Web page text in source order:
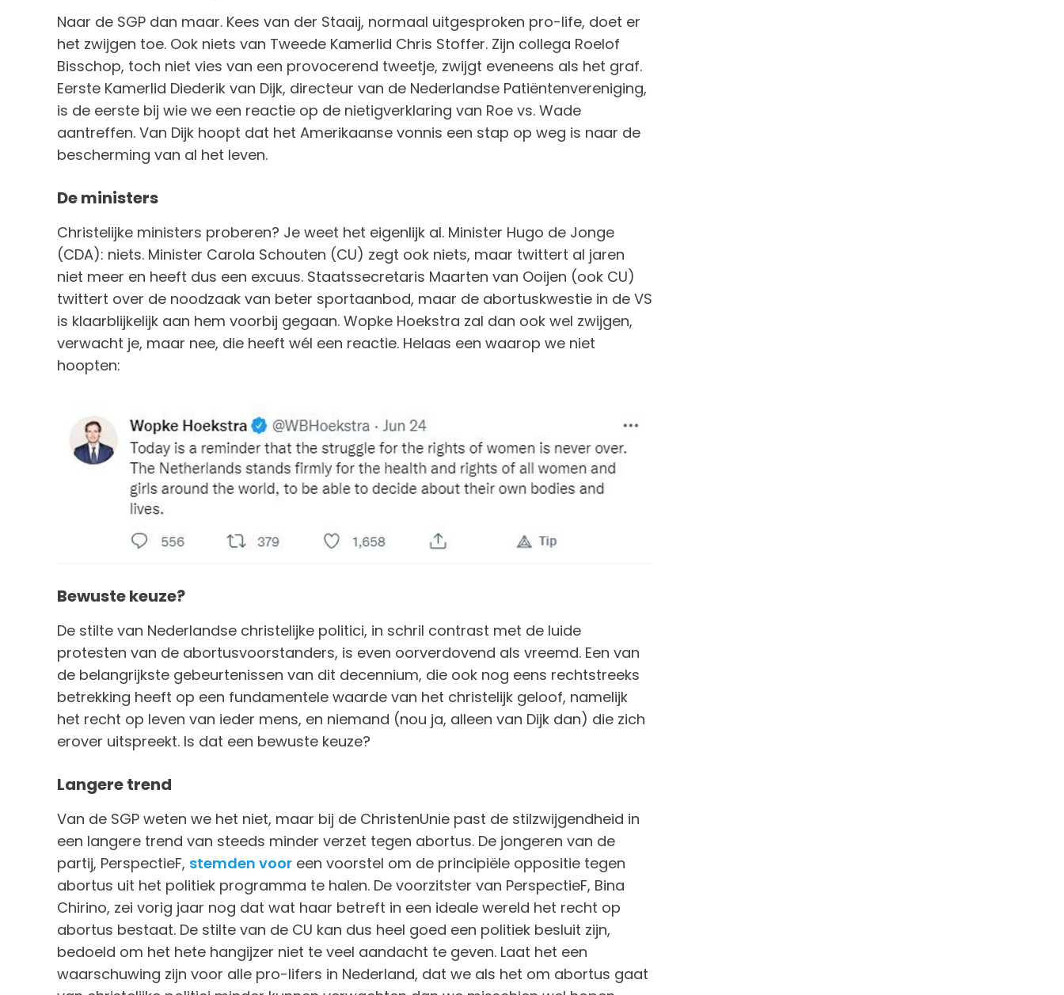
Naar de SGP dan maar. Kees van der Staaij, normaal uitgesproken pro-life, doet er
het zwijgen toe. Ook niets van Tweede Kamerlid Chris Stoffer. Zijn collega Roelof
Bisschop, toch niet vies van een provocerend tweetje, zwijgt eveneens als het graf.
Eerste Kamerlid Diederik van Dijk, directeur van de Nederlandse Patiëntenvereniging,
is de eerste bij wie we een reactie op de nietigverklaring van Roe vs. Wade
aantreffen. Van Dijk hoopt dat het Amerikaanse vonnis een stap op weg is naar de
bescherming van al het leven.
De ministers
Christelijke ministers proberen? Je weet het eigenlijk al. Minister Hugo de Jonge
(CDA): niets. Minister Carola Schouten (CU) zegt ook niets, maar twittert al jaren
niet meer en heeft dus een excuus. Staatssecretaris Maarten van Ooijen (ook CU)
twittert over de noodzaak van beter sportaanbod, maar de abortuskwestie in de VS
is klaarblijkelijk aan hem voorbij gegaan. Wopke Hoekstra zal dan ook wel zwijgen,
verwacht je, maar nee, die heeft wél een reactie. Helaas een waarop we niet
hoopten:
Bewuste keuze?
De stilte van Nederlandse christelijke politici, in schril contrast met de luide
protesten van de abortusvoorstanders, is even oorverdovend als vreemd. Een van
de belangrijkste gebeurtenissen van dit decennium, die ook nog eens rechtstreeks
betrekking heeft op een fundamentele waarde van het christelijk geloof, namelijk
het recht op leven van ieder mens, en niemand (nou ja, alleen van Dijk dan) die zich
erover uitspreekt. Is dat een bewuste keuze?
Langere trend
Van de SGP weten we het niet, maar bij de ChristenUnie past de stilzwijgendheid in
een langere trend van steeds minder verzet tegen abortus. De jongeren van de
partij, PerspectieF, stemden voor een voorstel om de principiële oppositie tegen
abortus uit het politiek programma te halen. De voorzitster van PerspectieF, Bina
Chirino, zei vorig jaar nog dat wat haar betreft in een ideale wereld het recht op
abortus bestaat. De stilte van de CU kan dus heel goed een politiek besluit zijn,
bedoeld om het hete hangijzer niet te veel aandacht te geven. Laat het een
waarschuwing zijn voor alle pro-lifers in Nederland, dat we als het om abortus gaat